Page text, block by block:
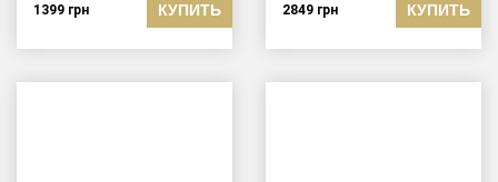
1399 грн КУПИТЬ 2849 грн КУПИТЬ